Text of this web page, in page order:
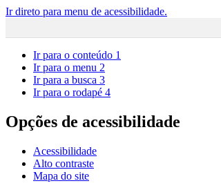
Ir direto para menu de acessibilidade.
Ir para o conteúdo 1
Ir para o menu 2
Ir para a busca 3
Ir para o rodapé 4
Opções de acessibilidade
Acessibilidade
Alto contraste
Mapa do site